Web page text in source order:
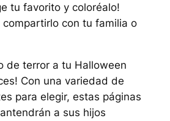
tu favorito y coloréalo!
compartirlo con tu familia o
de terror a tu Halloween
Con una variedad de
para elegir, estas páginas
a sus hijos